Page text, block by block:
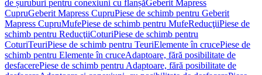
de șuruburi pentru conexiuni cu flanșăGeberit Mapress
CupruGeberit Mapress CupruPiese de schimb pentru Geberit
Mapress CupruMufePiese de schimb pentru MufeReducţiiPiese de
schimb pentru ReducţiiCoturiPiese de schimb pentru
CoturiTeuriPiese de schimb pentru TeuriElemente în crucePiese de
schimb pentru Elemente în cruceAdaptoare, fără posibilitate de
desfacerePiese de schimb pentru Adaptoare, fără posibilitate de